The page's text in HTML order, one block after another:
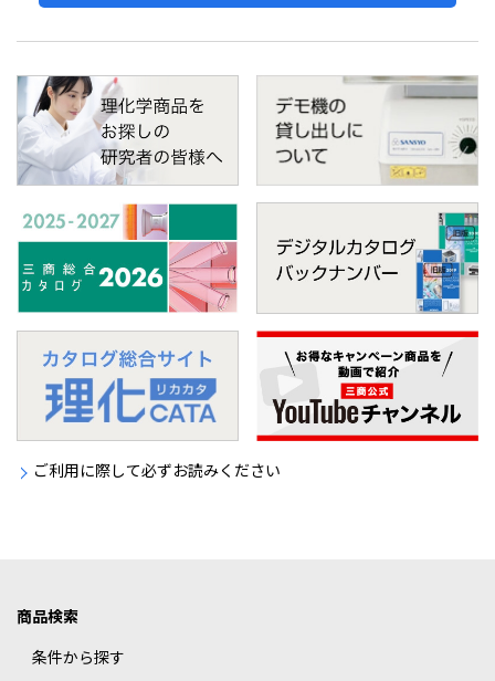
ご利用に際して必ずお読みください
商品検索
条件から探す